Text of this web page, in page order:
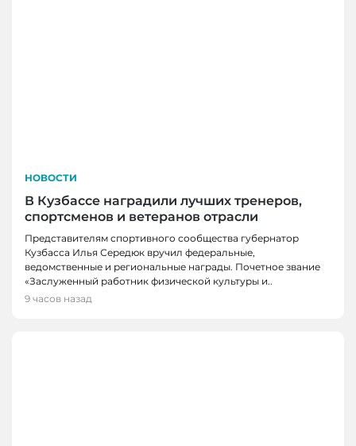
НОВОСТИ
В Кузбассе наградили лучших тренеров,
спортсменов и ветеранов отрасли
Представителям спортивного сообщества губернатор
Кузбасса Илья Середюк вручил федеральные,
ведомственные и региональные награды. Почетное звание
«Заслуженный работник физической культуры и..
9 часов назад